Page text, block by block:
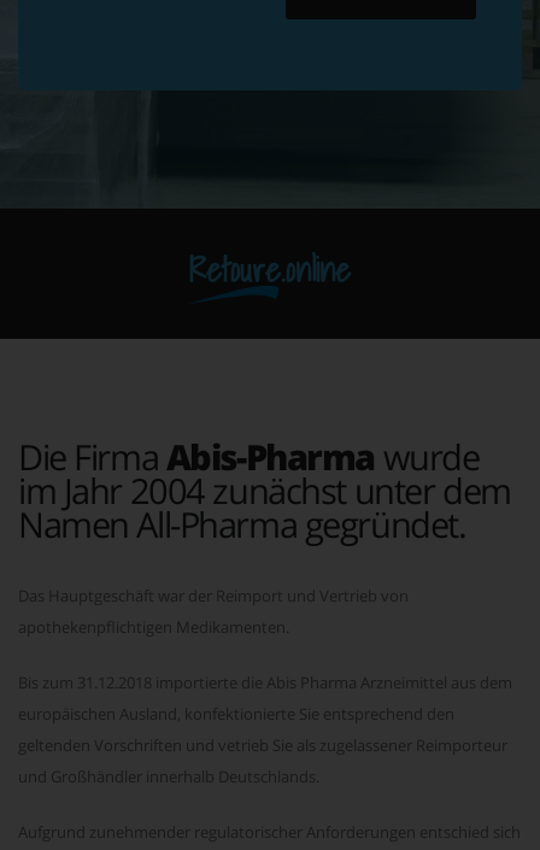
Retoure.online
Die Firma Abis-Pharma wurde
im Jahr 2004 zunächst unter dem
Namen All-Pharma gegründet.
Das Hauptgeschäft war der Reimport und Vertrieb von
apothekenpflichtigen Medikamenten.
Bis zum 31.12.2018 importierte die Abis Pharma Arzneimittel aus dem
europäischen Ausland, konfektionierte Sie entsprechend den
geltenden Vorschriften und vetrieb Sie als zugelassener Reimporteur
und Großhändler innerhalb Deutschlands.
Aufgrund zunehmender regulatorischer Anforderungen entschied sich